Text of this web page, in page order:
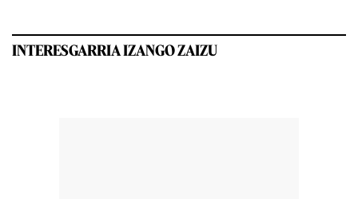
INTERESGARRIA IZANGO ZAIZU